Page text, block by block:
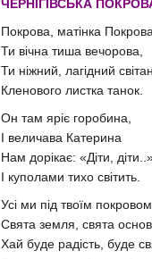
ЧЕРНІГІВСЬКА
Покрова, матінка
Ти вічна тиша вечорова,
Ти ніжний, лагідний
Кленового листка танок.
Он там яріє горобина,
І величава Катерина
Нам дорікає: «Діти,
І куполами тихо світить.
Усі ми під твоїм
Свята земля, свята
Хай буде радість, буде